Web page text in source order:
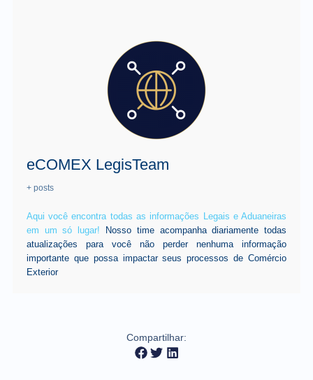
eCOMEX LegisTeam
+ posts
Aqui você encontra todas as informações Legais e Aduaneiras
em um só lugar! Nosso time acompanha diariamente todas
atualizações para você não perder nenhuma informação
importante que possa impactar seus processos de Comércio
Exterior
Compartilhar: